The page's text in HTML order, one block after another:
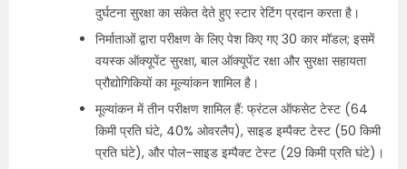
दुर्घटना सुरक्षा का संकेत देते हुए स्टार रेटिंग प्रदान करता है।
निर्माताओं द्वारा परीक्षण के लिए पेश किए गए 30 कार मॉडल; इसमें
वयस्क ऑक्यूपेंट सुरक्षा, बाल ऑक्यूपेंट रक्षा और सुरक्षा सहायता
प्रौद्योगिकियों का मूल्यांकन शामिल है।
मूल्यांकन में तीन परीक्षण शामिल हैं: फ्रंटल ऑफसेट टेस्ट (64
किमी प्रति घंटे, 40% ओवरलैप), साइड इम्पैक्ट टेस्ट (50 किमी
प्रति घंटे), और पोल-साइड इम्पैक्ट टेस्ट (29 किमी प्रति घंटे)।